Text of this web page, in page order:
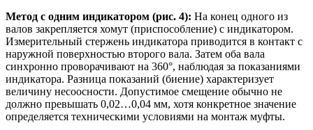
Метод с одним индикатором (рис. 4): На конец одного из
валов закрепляется хомут (приспособление) с индикатором.
Измерительный стержень индикатора приводится в контакт с
наружной поверхностью второго вала. Затем оба вала
синхронно проворачивают на 360°, наблюдая за показаниями
индикатора. Разница показаний (биение) характеризует
величину несоосности. Допустимое смещение обычно не
должно превышать 0,02…0,04 мм, хотя конкретное значение
определяется техническими условиями на монтаж муфты.